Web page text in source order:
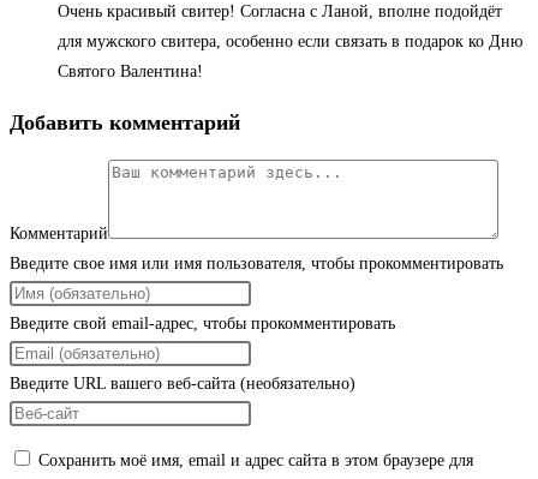
Очень красивый свитер! Согласна с Ланой, вполне подойдёт
для мужского свитера, особенно если связать в подарок ко Дню
Святого Валентина!
Добавить комментарий
Комментарий
Введите свое имя или имя пользователя, чтобы прокомментировать
Введите свой email-адрес, чтобы прокомментировать
Введите URL вашего веб-сайта (необязательно)
Сохранить моё имя, email и адрес сайта в этом браузере для